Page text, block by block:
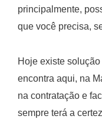
principalmente,
que você precisa,
Hoje existe
encontra aqui, na
na contratação e
sempre terá a